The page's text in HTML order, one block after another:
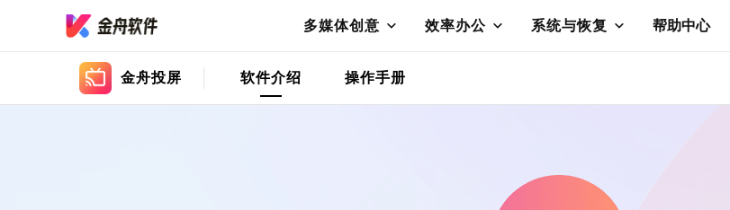
多媒体创意 效率办公 系统与恢复 帮助中心
金舟投屏 软件介绍 操作手册